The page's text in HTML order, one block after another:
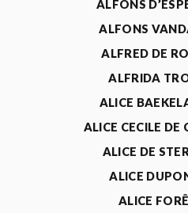
ALFONS
ALFONS
ALFRED DE
ALFRIDA
ALICE
ALICE CECILE DE
ALICE DE
ALICE
ALICE